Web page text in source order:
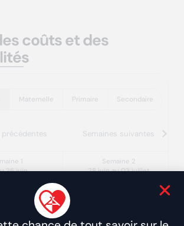
coûts et des
Maternelle Primaire Secondaire
précédentes Semaines suivantes
1
26 juin
Semaine 2
28 juin au 03 juillet
Mise à jour: 04/08/2026